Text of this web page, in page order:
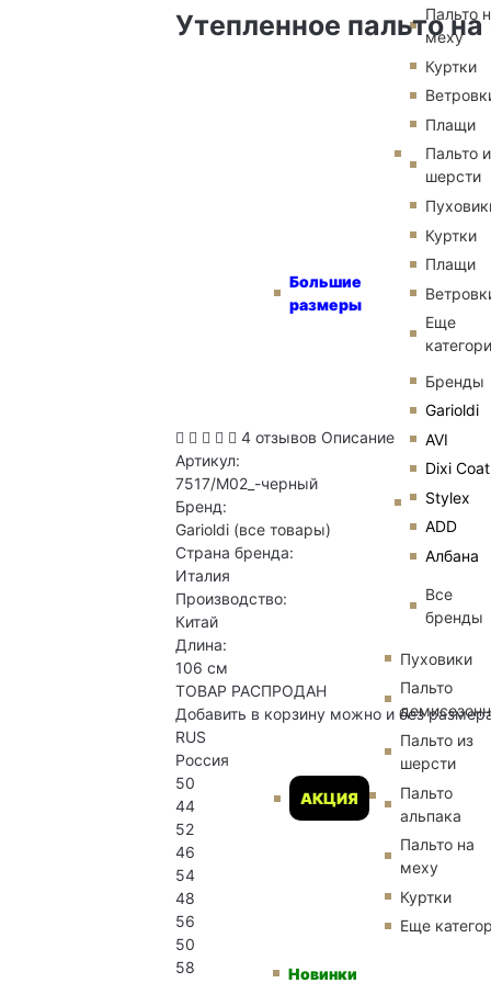
Большие
размеры
Пальто
меху
Куртки
Плащи
Пальто
шерсти
Куртки
Плащи
Еще
Бренды
Garioldi
AVI
Dixi Coat
Stylex
ADD
Албана
Все
бренды
АКЦИЯ
Пуховики
Пальто
Пальто из
шерсти
Пальто
альпака
Пальто на
меху
Куртки
Еще
Новинки
Утепленное пальто
4 отзывов Описание
Артикул:
7517/M02_-черный
Бренд:
Garioldi (все товары)
Страна бренда:
Италия
Производство:
Китай
Длина:
106 см
ТОВАР РАСПРОДАН
Добавить в корзину можно и без
RUS
Россия
50
44
52
46
54
48
56
50
58